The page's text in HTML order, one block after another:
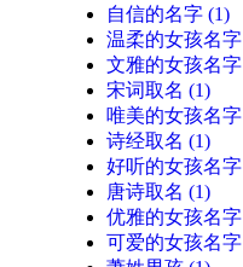
自信的名字 (1)
温柔的女孩名字
文雅的女孩名字
宋词取名 (1)
唯美的女孩名字
诗经取名 (1)
好听的女孩名字
唐诗取名 (1)
优雅的女孩名字
可爱的女孩名字